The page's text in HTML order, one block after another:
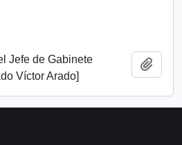
Jefe de Gabinete
Víctor Arado]